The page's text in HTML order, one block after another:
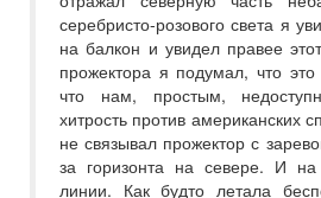
серебристо-розового света я
на балкон и увидел правее
прожектора я подумал, что
что нам, простым,
хитрость против американских
не связывал прожектор с
за горизонта на севере. И
линии. Как будто летала